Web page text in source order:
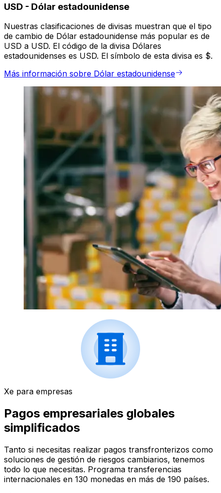
USD - Dólar estadounidense
Nuestras clasificaciones de divisas muestran que el tipo
de cambio de Dólar estadounidense más popular es de
USD a USD. El código de la divisa Dólares
estadounidenses es USD. El símbolo de esta divisa es $.
Más información sobre Dólar estadounidense
Xe para empresas
Pagos empresariales globales
simplificados
Tanto si necesitas realizar pagos transfronterizos como
soluciones de gestión de riesgos cambiarios, tenemos
todo lo que necesitas. Programa transferencias
internacionales en 130 monedas en más de 190 países.